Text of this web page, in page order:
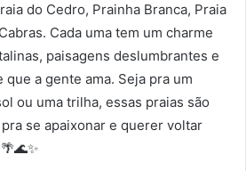
do Cedro, Prainha Branca, Praia
Cada uma tem um charme
paisagens deslumbrantes e
a gente ama. Seja pra um
ou uma trilha, essas praias são
se apaixonar e querer voltar